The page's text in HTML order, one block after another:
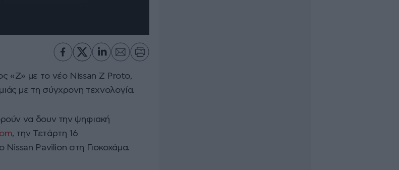
«Ζ» με το νέο Nissan Z Proto,
με τη σύγχρονη τεχνολογία.
να δουν την ψηφιακή
, την Τετάρτη 16
Pavilion στη Γιοκοχάμα.